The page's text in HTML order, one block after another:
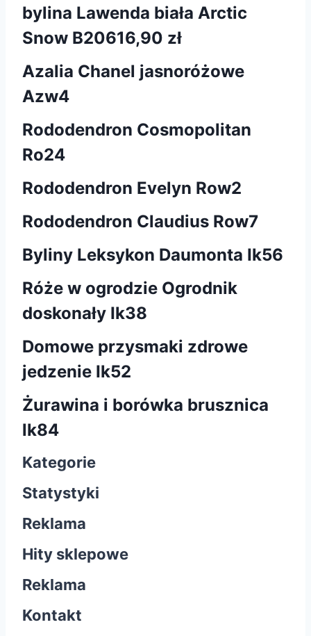
bylina Lawenda biała Arctic
Snow B20616,90 zł
Azalia Chanel jasnoróżowe
Azw4
Rododendron Cosmopolitan
Ro24
Rododendron Evelyn Row2
Rododendron Claudius Row7
Byliny Leksykon Daumonta Ik56
Róże w ogrodzie Ogrodnik
doskonały Ik38
Domowe przysmaki zdrowe
jedzenie Ik52
Żurawina i borówka brusznica
lk84
Kategorie
Statystyki
Reklama
Hity sklepowe
Reklama
Kontakt